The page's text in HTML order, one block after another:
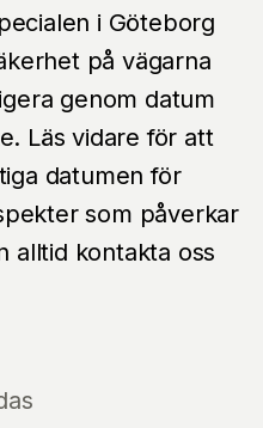
i Göteborg
på vägarna
genom datum
Läs vidare för att
datumen för
som påverkar
alltid kontakta oss